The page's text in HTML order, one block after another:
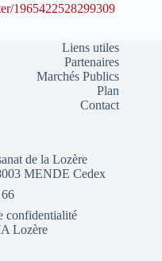
1965422528299309
Liens utiles
Partenaires
Marchés Publics
Plan
Contact
de la Lozère
MENDE Cedex
confidentialité
Lozère